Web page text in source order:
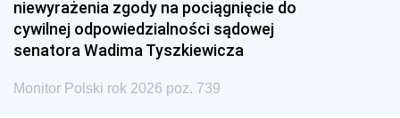
niewyrażenia zgody na pociągnięcie do
cywilnej odpowiedzialności sądowej
senatora Wadima Tyszkiewicza
Monitor Polski rok 2026 poz. 739